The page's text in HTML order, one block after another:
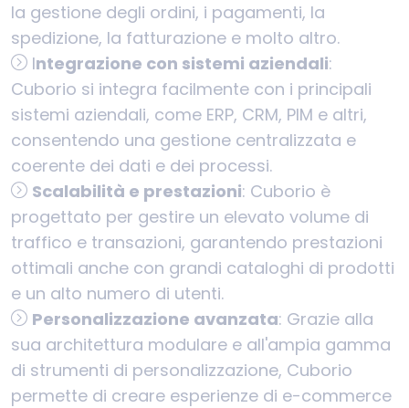
la gestione degli ordini, i pagamenti, la
spedizione, la fatturazione e molto altro.
Integrazione con sistemi aziendali:
Cuborio si integra facilmente con i principali
sistemi aziendali, come ERP, CRM, PIM e altri,
consentendo una gestione centralizzata e
coerente dei dati e dei processi.
Scalabilità e prestazioni: Cuborio è
progettato per gestire un elevato volume di
traffico e transazioni, garantendo prestazioni
ottimali anche con grandi cataloghi di prodotti
e un alto numero di utenti.
Personalizzazione avanzata: Grazie alla
sua architettura modulare e all'ampia gamma
di strumenti di personalizzazione, Cuborio
permette di creare esperienze di e-commerce